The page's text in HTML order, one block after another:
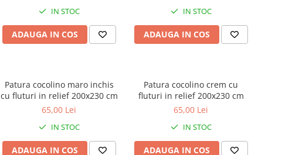
IN STOC
ADAUGA IN COS
IN STOC
ADAUGA IN COS
Patura cocolino maro inchis
cu fluturi in relief 200x230 cm
65,00 Lei
IN STOC
ADAUGA IN COS
Patura cocolino crem cu
fluturi in relief 200x230 cm
65,00 Lei
IN STOC
ADAUGA IN COS